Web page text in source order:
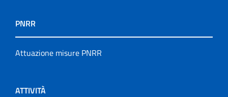
PNRR
Attuazione misure PNRR
ATTIVITÀ